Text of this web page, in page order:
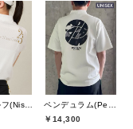
￥14,300